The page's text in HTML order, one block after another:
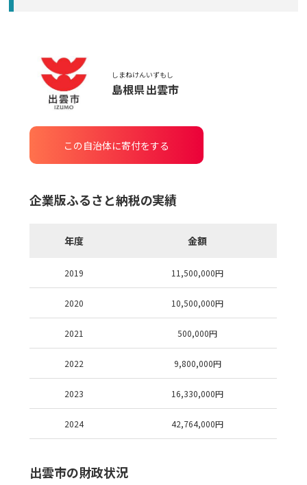
しまねけん
島根県
いずもし
出雲市
この自治体に寄付をする
企業版ふるさと納税の実績
年度 金額
2019 11,500,000円
2020 10,500,000円
2021 500,000円
2022 9,800,000円
2023 16,330,000円
2024 42,764,000円
出雲市の財政状況